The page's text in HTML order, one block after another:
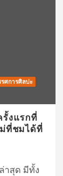
ศการศิลปะ
รั้งแรกที่
ที่ชมได้ที่
าสุด มีทั้ง